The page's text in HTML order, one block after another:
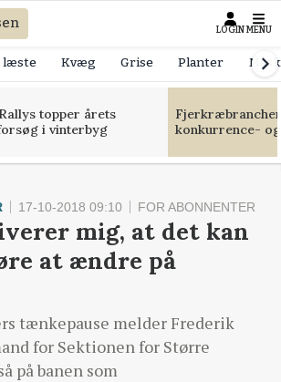
LOGIN MENU
læste Kvæg Grise Planter
topper årets
i vinterbyg
konkurrence-
17-10-2018 09:10 FOR ABONNENTER
mig, at det kan
at ændre på
tænkepause melder Frederik
for Sektionen for Større
på banen som